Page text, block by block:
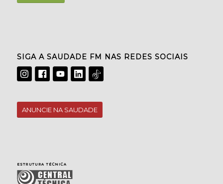
SIGA A SAUDADE FM NAS REDES SOCIAIS
ANUNCIE NA SAUDADE